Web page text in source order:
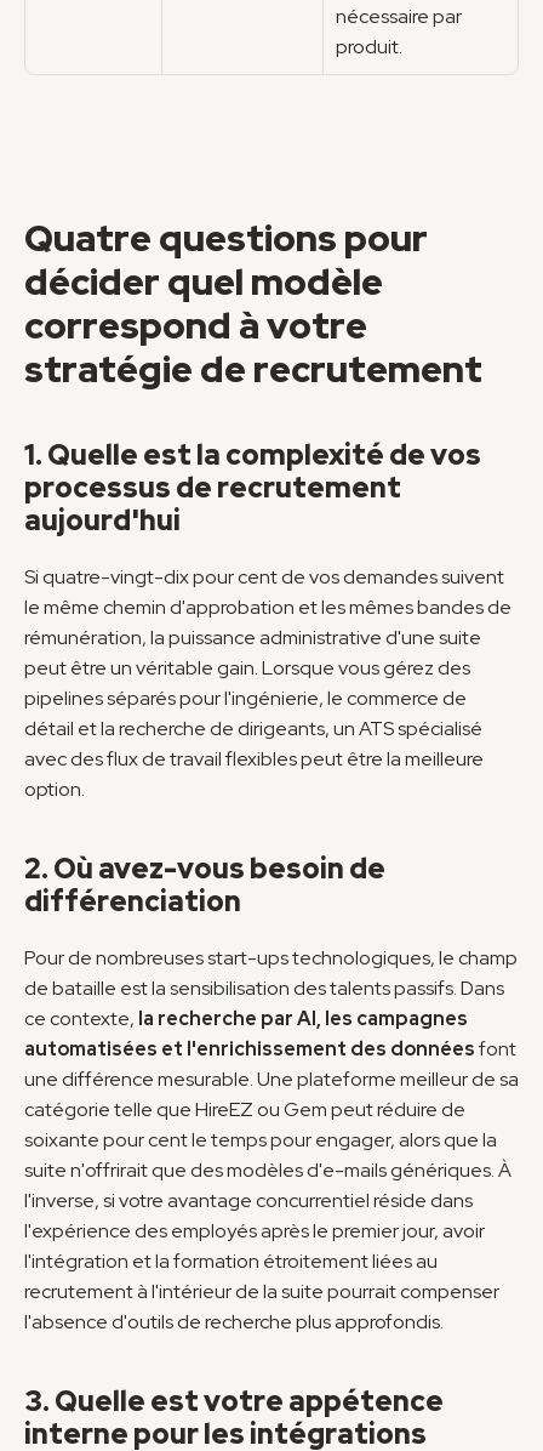
nécessaire par
produit.
Quatre questions pour
décider quel modèle
correspond à votre
stratégie de recrutement
1. Quelle est la complexité de vos
processus de recrutement
aujourd'hui
Si quatre-vingt-dix pour cent de vos demandes suivent
le même chemin d'approbation et les mêmes bandes de
rémunération, la puissance administrative d'une suite
peut être un véritable gain. Lorsque vous gérez des
pipelines séparés pour l'ingénierie, le commerce de
détail et la recherche de dirigeants, un ATS spécialisé
avec des flux de travail flexibles peut être la meilleure
option.
2. Où avez-vous besoin de
différenciation
Pour de nombreuses start-ups technologiques, le champ
de bataille est la sensibilisation des talents passifs. Dans
ce contexte, la recherche par AI, les campagnes
automatisées et l'enrichissement des données font
une différence mesurable. Une plateforme meilleur de sa
catégorie telle que HireEZ ou Gem peut réduire de
soixante pour cent le temps pour engager, alors que la
suite n'offrirait que des modèles d'e-mails génériques. À
l'inverse, si votre avantage concurrentiel réside dans
l'expérience des employés après le premier jour, avoir
l'intégration et la formation étroitement liées au
recrutement à l'intérieur de la suite pourrait compenser
l'absence d'outils de recherche plus approfondis.
3. Quelle est votre appétence
interne pour les intégrations